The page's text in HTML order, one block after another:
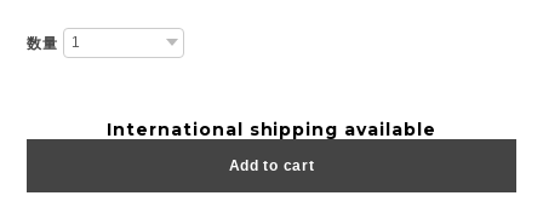
数量
International shipping available
Add to cart